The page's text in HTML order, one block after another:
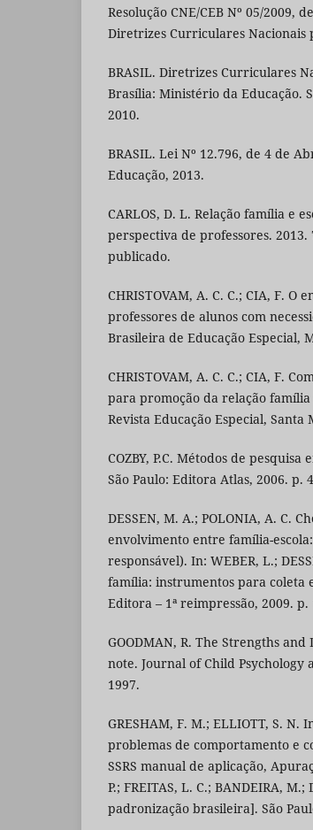
Resolução CNE/CEB Nº 05/2009,
Diretrizes Curriculares Nacionais
BRASIL. Diretrizes Curriculares
Brasília: Ministério da Educação.
2010.
BRASIL. Lei Nº 12.796, de 4 de
Educação, 2013.
CARLOS, D. L. Relação família e
perspectiva de professores.
publicado.
CHRISTOVAM, A. C. C.; CIA, F.
professores de alunos com
Brasileira de Educação Especial,
CHRISTOVAM, A. C. C.; CIA, F.
para promoção da relação
Revista Educação Especial, Santa
COZBY, P.C. Métodos de
São Paulo: Editora Atlas, 2006. p.
DESSEN, M. A.; POLONIA, A. C.
envolvimento entre família-
responsável). In: WEBER, L.;
família: instrumentos para coleta
Editora – 1ª reimpressão, 2009. p.
GOODMAN, R. The Strengths
note. Journal of Child Psychology
1997.
GRESHAM, F. M.; ELLIOTT, S.
problemas de comportamento e
SSRS manual de aplicação,
P.; FREITAS, L. C.; BANDEIRA,
padronização brasileira]. São